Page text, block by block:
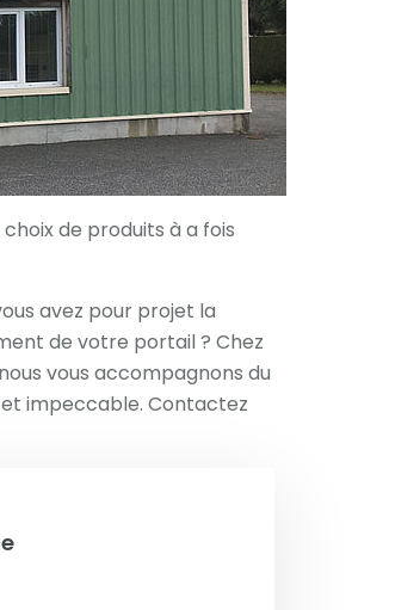
de produits à a fois
avez pour projet la
de votre portail ? Chez
vous accompagnons du
impeccable. Contactez